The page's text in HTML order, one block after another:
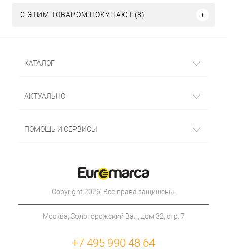
С ЭТИМ ТОВАРОМ ПОКУПАЮТ (8)
КАТАЛОГ
АКТУАЛЬНО
ПОМОЩЬ И СЕРВИСЫ
Copyright 2026. Все права защищены.
Москва, Золоторожский Вал, дом 32, стр. 7
+7 495 990 48 64